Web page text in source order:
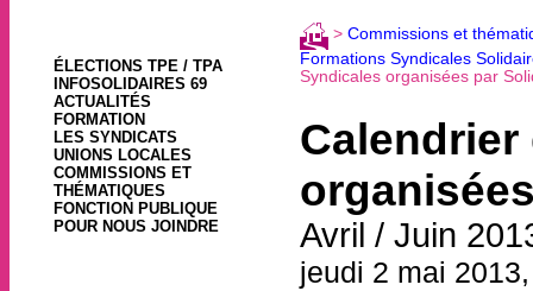
ÉLECTIONS TPE / TPA
INFOSOLIDAIRES 69
ACTUALITÉS
FORMATION
LES SYNDICATS
UNIONS LOCALES
COMMISSIONS ET
THÉMATIQUES
FONCTION PUBLIQUE
POUR NOUS JOINDRE
> Commissions et
Formations Syndicales
Syndicales organisées par
Avril / Juin
jeudi 2 mai